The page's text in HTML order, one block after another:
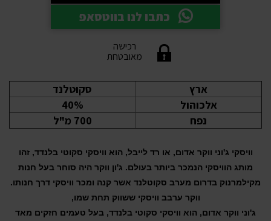
כתבו לנו בווטסאפ
רכישה
מאובטחת
ארץ
סקוטלנד
אלכוהול
40%
נפח
700 מ"ל
וויסקי ג'וני ווקר אדום, או רד לייבל, הוא וויסקי סקוטי בלנדד, זהו
מותג הוויסקי הנמכר ביותר בעולם. ג'ון ווקר היה סוחר בעל חנות
מקילמרנוק בדרום מערב סקוטלנד אשר קנה ומכר וויסקי דרך חנותו.
ווקר ערבב וויסקי ששווק תחת שמו,
ג'וני ווקר אדום, הוא וויסקי סקוטי בלנדד, בעל טעמים חזקים מאד